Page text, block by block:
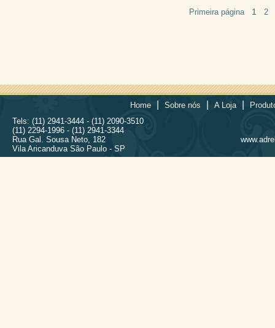
Primeira página 1 2
Home Sobre nós A Loja
Tels: (11) 2941-3444 - (11) 2090-3510
(11) 2294-1996 - (11) 2941-3344
Rua Gal. Sousa Neto, 182
Vila Aricanduva São Paulo - SP